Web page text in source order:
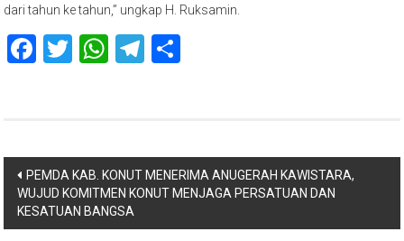
dari tahun ke tahun,” ungkap H. Ruksamin.
Facebook
Twitter
WhatsApp
Telegram
Navigasi
pos
PEMDA KAB. KONUT MENERIMA ANUGERAH KAWISTARA,
WUJUD KOMITMEN KONUT MENJAGA PERSATUAN DAN
KESATUAN BANGSA